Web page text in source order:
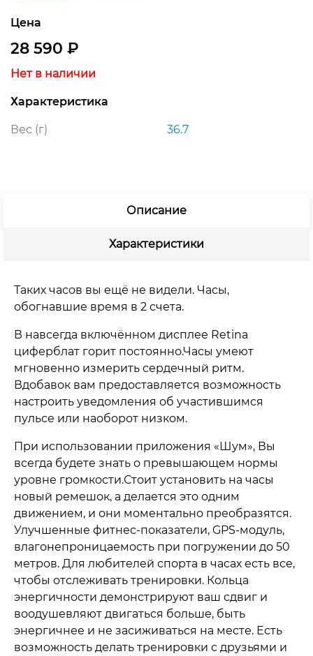
Цена
28 590 ₽
Нет в наличии
Характеристика
Вес (г) 36.7
Описание
Характеристики
Таких часов вы ещё не видели. Часы,
обогнавшие время в 2 счета.
В навсегда включённом дисплее Retina
циферблат горит постоянно.Часы умеют
мгновенно измерить сердечный ритм.
Вдобавок вам предоставляется возможность
настроить уведомления об участившимся
пульсе или наоборот низком.
При использовании приложения «Шум», Вы
всегда будете знать о превышающем нормы
уровне громкости.Стоит установить на часы
новый ремешок, а делается это одним
движением, и они моментально преобразятся.
Улучшенные фитнес‐показатели, GPS‐модуль,
влагонепроницаемость при погружении до 50
метров. Для любителей спорта в часах есть все,
чтобы отслеживать тренировки. Кольца
энергичности демонстрируют ваш сдвиг и
воодушевляют двигаться больше, быть
энергичнее и не засиживаться на месте. Есть
возможность делать тренировки с друзьями и